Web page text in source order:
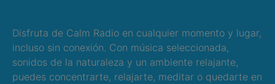
Disfruta de Calm Radio en cualquier momento y lugar,
incluso sin conexión. Con música seleccionada,
sonidos de la naturaleza y un ambiente relajante,
puedes concentrarte, relajarte, meditar o quedarte en